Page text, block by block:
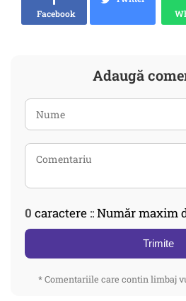
Facebook
Adaugă
0 caractere :: Număr maxim
Trimite
* Comentariile care contin limbaj